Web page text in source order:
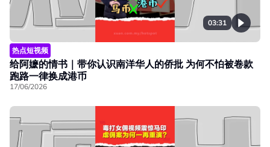
03:31
热点短视频
给阿嬷的情书｜带你认识南洋华人的侨批 为何不怕被卷款
跑路一律换成港币
17/06/2026